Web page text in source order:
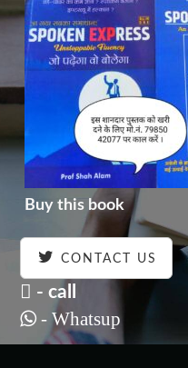
Buy this book
CONTACT US
- call
- Whatsup